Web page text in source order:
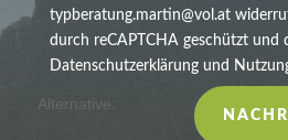
typberatung.martin@vol.at
durch reCAPTCHA geschützt und
Datenschutzerklärung und
Alternative: